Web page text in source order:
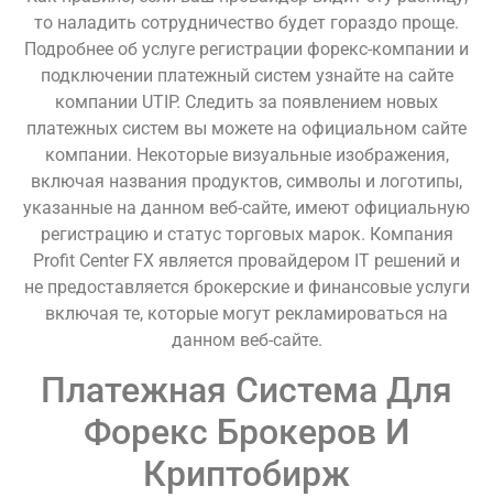
то наладить сотрудничество будет гораздо проще.
Подробнее об услуге регистрации форекс-компании и
подключении платежный систем узнайте на сайте
компании UTIP. Следить за появлением новых
платежных систем вы можете на официальном сайте
компании. Некоторые визуальные изображения,
включая названия продуктов, символы и логотипы,
указанные на данном веб-сайте, имеют официальную
регистрацию и статус торговых марок. Компания
Profit Center FX является провайдером IT решений и
не предоставляется брокерские и финансовые услуги
включая те, которые могут рекламироваться на
данном веб-сайте.
Платежная Система Для
Форекс Брокеров И
Криптобирж